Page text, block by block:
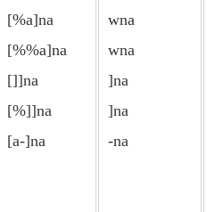
[%a]na
[%%a]na
[]]na
[%]]na
[a-]na
wna
wna
]na
]na
-na